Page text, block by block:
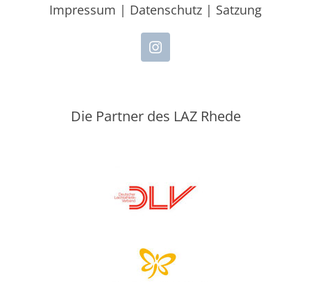
Impressum | Datenschutz | Satzung
Die Partner des LAZ Rhede